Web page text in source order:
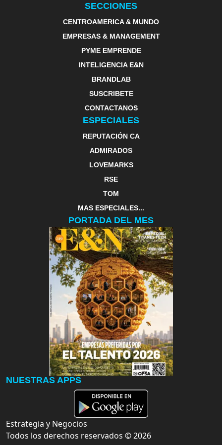
SECCIONES
CENTROAMERICA & MUNDO
EMPRESAS & MANAGEMENT
PYME EMPRENDE
INTELIGENCIA E&N
BRANDLAB
SUSCRIBETE
CONTACTANOS
ESPECIALES
REPUTACIÓN CA
ADMIRADOS
LOVEMARKS
RSE
TOM
MAS ESPECIALES...
PORTADA DEL MES
NUESTRAS APPS
Estrategia y Negocios
Todos los derechos reservados ©2026